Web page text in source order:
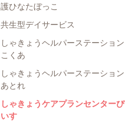
護ひなたぼっこ
共生型デイサービス
しゃきょうヘルパーステーション
こくあ
しゃきょうヘルパーステーション
あとれ
しゃきょうケアプランセンターぴ
いす